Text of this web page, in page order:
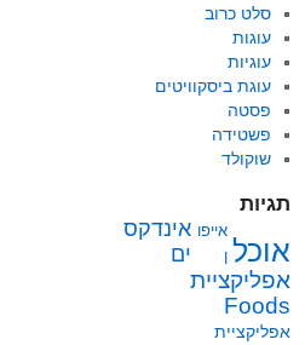
סלט כרוב
עוגות
עוגיות
עוגת ביסקוויטים
פסטה
פשטידה
שוקולד
תגיות
אוכל
אייפו
ן
אינדקס
ים
אפליקציית
Foods
אפליקציית